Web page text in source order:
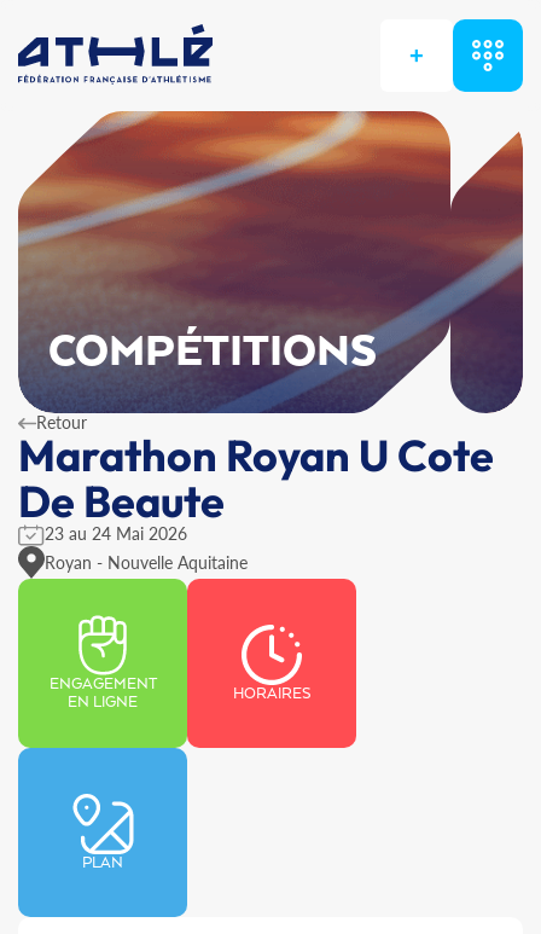
+
COMPÉTITIONS
Retour
Marathon Royan U Cote
De Beaute
23 au 24 Mai 2026
Royan - Nouvelle Aquitaine
ENGAGEMENT
EN LIGNE
HORAIRES
PLAN